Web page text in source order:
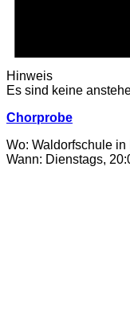
Hinweis
Es sind keine
Chorprobe
Wo: Waldorfschule in
Wann: Dienstags,